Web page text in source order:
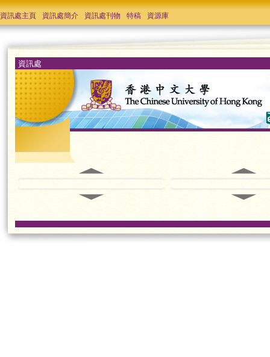
資訊處主頁 資訊處簡介 資訊處刊物 特稿 資源庫
資訊處